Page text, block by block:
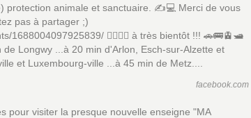
protection animale et sanctuaire. ✍️💻 Merci de vous
pas à partager ;)
1688004097925839/ 🙋‍♀️🙋‍♂️ à très bientôt !!! 🚗🚌🚊🛥️
Longwy ...à 20 min d'Arlon, Esch-sur-Alzette et
et Luxembourg-ville ...à 45 min de Metz....
facebook.com
pour visiter la presque nouvelle enseigne "MA